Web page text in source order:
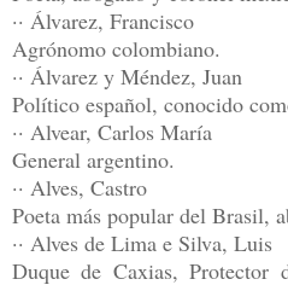
·· Álvarez, Francisco
Agrónomo colombiano.
·· Álvarez y Méndez, Juan
Político español, conocido
·· Alvear, Carlos María
General argentino.
·· Alves, Castro
Poeta más popular del Brasil,
·· Alves de Lima e Silva, Luis
Duque de Caxias, Protector